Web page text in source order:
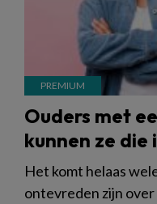
Ouders met
kunnen ze die
Het komt helaas
ontevreden zijn